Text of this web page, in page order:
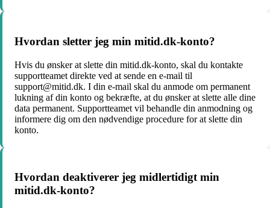
Hvordan sletter jeg min mitid.dk-konto?
Hvis du ønsker at slette din mitid.dk-konto, skal du kontakte
supportteamet direkte ved at sende en e-mail til
support@mitid.dk. I din e-mail skal du anmode om permanent
lukning af din konto og bekræfte, at du ønsker at slette alle dine
data permanent. Supportteamet vil behandle din anmodning og
informere dig om den nødvendige procedure for at slette din
konto.
Hvordan deaktiverer jeg midlertidigt min
mitid.dk-konto?